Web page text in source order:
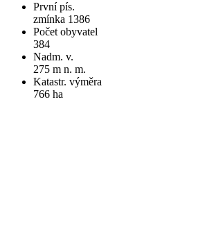
První pís.
zmínka 1386
Počet obyvatel
384
Nadm. v.
275 m n. m.
Katastr. výměra
766 ha